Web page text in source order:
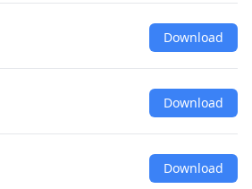
Download
Download
Download